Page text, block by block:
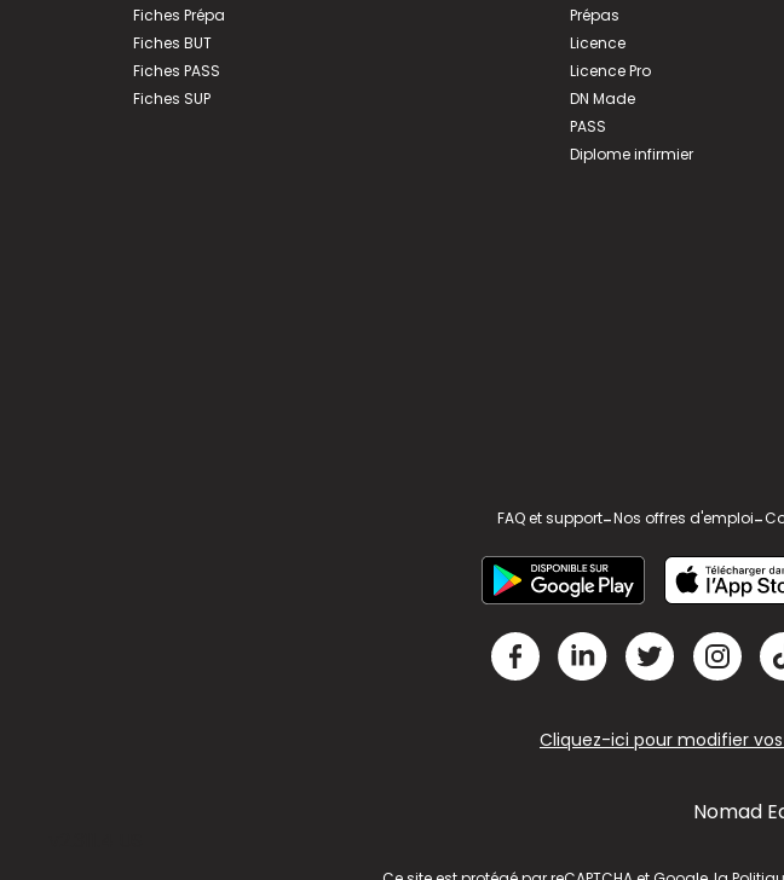
Fiches Prépa
Fiches BUT
Fiches PASS
Fiches SUP
Prépas
Licence
Licence Pro
DN Made
PASS
Diplome infirmier
FAQ et support-Nos offres d'emploi-
Cliquez-ici pour modifier
Nomad